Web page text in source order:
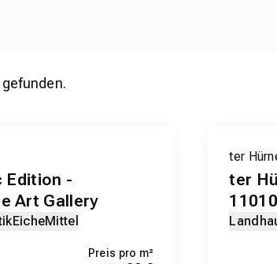
gefunden.
Edition -
Art Gallery
EicheMittel
Preis pro m²
ter
ter